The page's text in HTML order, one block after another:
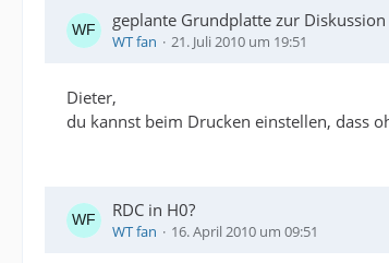
geplante Grundplatte zur Diskussion
WT fan 21. Juli 2010 um 19:51
Dieter,
du kannst beim Drucken einstellen, dass
RDC in H0?
WT fan 16. April 2010 um 09:51